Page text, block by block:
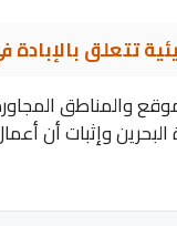
تتعلق بالإبادة
والمناطق
وإثبات أن